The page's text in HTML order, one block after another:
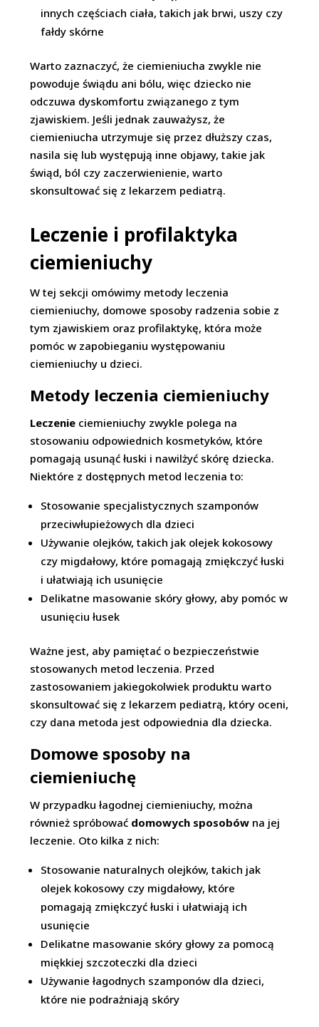
innych częściach ciała, takich jak brwi, uszy czy
fałdy skórne
Warto zaznaczyć, że ciemieniucha zwykle nie
powoduje świądu ani bólu, więc dziecko nie
odczuwa dyskomfortu związanego z tym
zjawiskiem. Jeśli jednak zauważysz, że
ciemieniucha utrzymuje się przez dłuższy czas,
nasila się lub występują inne objawy, takie jak
świąd, ból czy zaczerwienienie, warto
skonsultować się z lekarzem pediatrą.
Leczenie i profilaktyka
ciemieniuchy
W tej sekcji omówimy metody leczenia
ciemieniuchy, domowe sposoby radzenia sobie z
tym zjawiskiem oraz profilaktykę, która może
pomóc w zapobieganiu występowaniu
ciemieniuchy u dzieci.
Metody leczenia ciemieniuchy
Leczenie ciemieniuchy zwykle polega na
stosowaniu odpowiednich kosmetyków, które
pomagają usunąć łuski i nawilżyć skórę dziecka.
Niektóre z dostępnych metod leczenia to:
Stosowanie specjalistycznych szamponów
przeciwłupieżowych dla dzieci
Używanie olejków, takich jak olejek kokosowy
czy migdałowy, które pomagają zmiękczyć łuski
i ułatwiają ich usunięcie
Delikatne masowanie skóry głowy, aby pomóc w
usunięciu łusek
Ważne jest, aby pamiętać o bezpieczeństwie
stosowanych metod leczenia. Przed
zastosowaniem jakiegokolwiek produktu warto
skonsultować się z lekarzem pediatrą, który oceni,
czy dana metoda jest odpowiednia dla dziecka.
Domowe sposoby na
ciemieniuchę
W przypadku łagodnej ciemieniuchy, można
również spróbować domowych sposobów na jej
leczenie. Oto kilka z nich:
Stosowanie naturalnych olejków, takich jak
olejek kokosowy czy migdałowy, które
pomagają zmiękczyć łuski i ułatwiają ich
usunięcie
Delikatne masowanie skóry głowy za pomocą
miękkiej szczoteczki dla dzieci
Używanie łagodnych szamponów dla dzieci,
które nie podrażniają skóry